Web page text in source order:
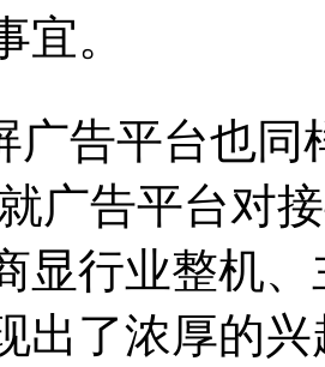
宜。
广告平台也
广告平台对
显行业整机
出了浓厚的兴